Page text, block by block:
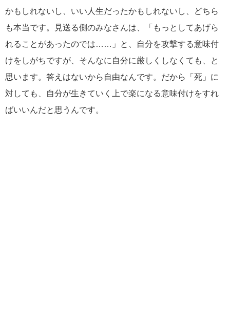
かもしれないし、いい人生だったかもしれないし、どちら
も本当です。見送る側のみなさんは、「もっとしてあげら
れることがあったのでは……」と、自分を攻撃する意味付
けをしがちですが、そんなに自分に厳しくしなくても、と
思います。答えはないから自由なんです。だから「死」に
対しても、自分が生きていく上で楽になる意味付けをすれ
ばいいんだと思うんです。